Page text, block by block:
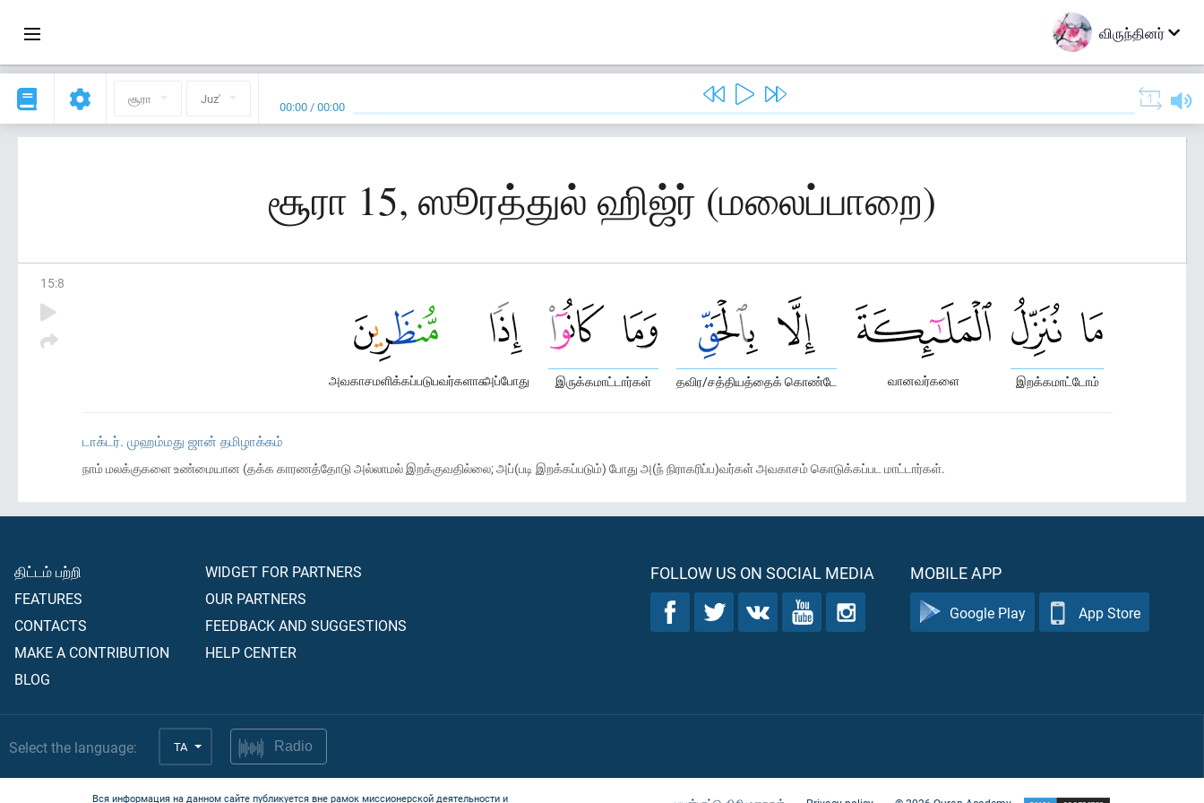
விருந்தினர்
சூரா Juz' 00:00 /00:00
சூரா 15, ஸூரத்துல் ஹிஜ்ர் (மலைப்பாறை)
15:8
இறக்கமாட்டோம்
வானவர்களை
தவிர/சத்தியத்தைக் கொண்டே
இருக்கமாட்டார்கள்
அப்போது
அவகாசமளிக்கப்படுபவர்களாக
டாக்டர். முஹம்மது ஜான் தமிழாக்கம்
நாம் மலக்குகளை உண்மையான (தக்க காரணத்தோடு அல்லாமல் இறக்குவதில்லை; அப்(படி இறக்கப்படும்) போது அ(ந் நிராகரிப்ப)வர்கள் அவகாசம் கொடுக்கப்பட மாட்டார்கள்.
திட்டம் பற்றி
FEATURES
CONTACTS
MAKE A CONTRIBUTION
BLOG
WIDGET FOR PARTNERS
OUR PARTNERS
FEEDBACK AND SUGGESTIONS
HELP CENTER
FOLLOW US ON SOCIAL MEDIA MOBILE APP
Google Play App Store
Select the language: TA Radio
Вся информация на данном сайте публикуется вне рамок миссионерской деятельности и